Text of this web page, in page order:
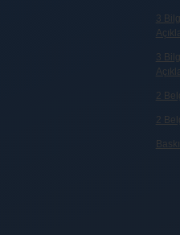
3
3
2
2